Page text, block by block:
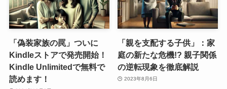
「偽装家族の罠」ついに
Kindleストアで発売開始！
Kindle Unlimitedで無料で
読めます！
「親を支配する子供」：家
庭の新たな危機!? 親子関係
の逆転現象を徹底解説
2023年8月6日